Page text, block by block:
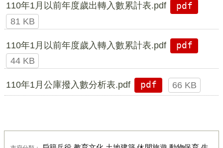
110年1月以前年度歲出轉入數累計表.pdf
pdf
81 KB
110年1月以前年度歲入轉入數累計表.pdf
pdf
44 KB
110年1月公庫撥入數分析表.pdf pdf 66 KB